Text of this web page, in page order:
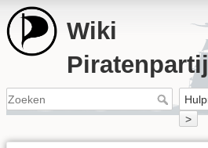
Wiki
Piratenpartij
>